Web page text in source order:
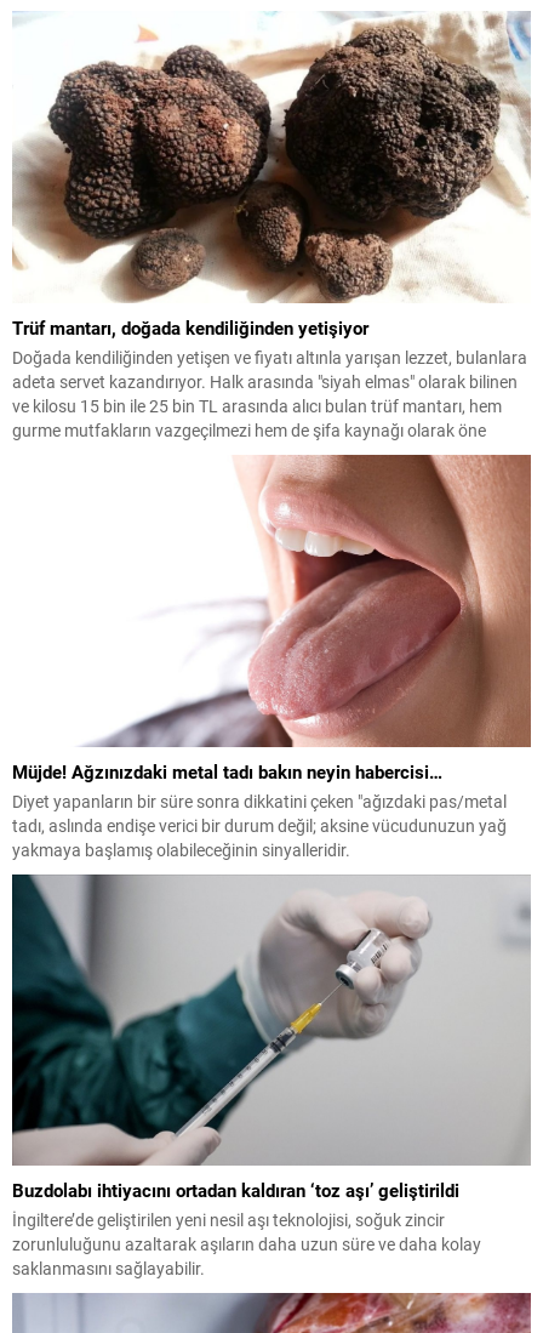
Trüf mantarı, doğada kendiliğinden yetişiyor
Doğada kendiliğinden yetişen ve fiyatı altınla yarışan lezzet, bulanlara
adeta servet kazandırıyor. Halk arasında "siyah elmas" olarak bilinen
ve kilosu 15 bin ile 25 bin TL arasında alıcı bulan trüf mantarı, hem
gurme mutfakların vazgeçilmezi hem de şifa kaynağı olarak öne
Müjde! Ağzınızdaki metal tadı bakın neyin habercisi…
Diyet yapanların bir süre sonra dikkatini çeken "ağızdaki pas/metal
tadı, aslında endişe verici bir durum değil; aksine vücudunuzun yağ
yakmaya başlamış olabileceğinin sinyalleridir.
Buzdolabı ihtiyacını ortadan kaldıran ‘toz aşı’ geliştirildi
İngiltere’de geliştirilen yeni nesil aşı teknolojisi, soğuk zincir
zorunluluğunu azaltarak aşıların daha uzun süre ve daha kolay
saklanmasını sağlayabilir.